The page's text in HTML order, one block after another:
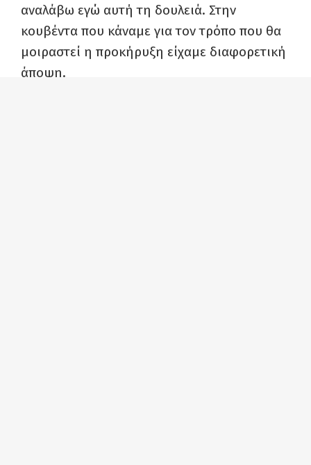
αναλάβω εγώ αυτή τη δουλειά. Στην
κουβέντα που κάναμε για τον τρόπο που θα
μοιραστεί η προκήρυξη είχαμε διαφορετική
άποψη.